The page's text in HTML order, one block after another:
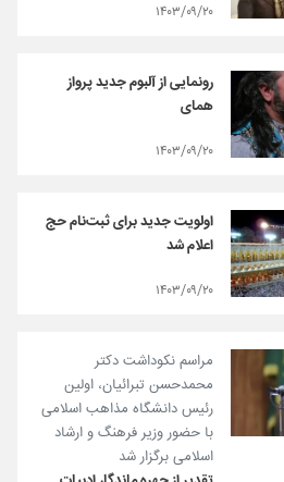
۱۴۰۳/۰۹/۲۰
رونمایی از آلبوم جدید پرواز
همای
۱۴۰۳/۰۹/۲۰
اولویت جدید برای ثبت‌نام حج
اعلام شد
۱۴۰۳/۰۹/۲۰
مراسم نکوداشت دکتر
محمدحسن تبرائیان، اولین
رئیس دانشگاه مذاهب اسلامی
با حضور وزیر فرهنگ و ارشاد
اسلامی برگزار شد